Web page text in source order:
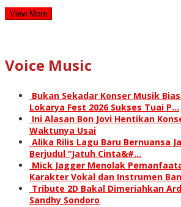
View More
Voice Music
Bukan Sekadar Konser Musik
Lokarya Fest 2026 Sukses Tuai P…
Ini Alasan Bon Jovi Hentikan
Waktunya Usai
Alika Rilis Lagu Baru Bernuansa
Berjudul “Jatuh Cinta&#…
Mick Jagger Menolak
Karakter Vokal dan Instrumen
Tribute 2D Bakal Dimeriahkan
Sandhy Sondoro